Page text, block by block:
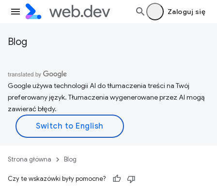
Zaloguj się
Blog
Google używa technologii AI do tłumaczenia treści na Twój
preferowany język. Tłumaczenia wygenerowane przez AI mogą
zawierać błędy.
Strona główna Blog
Czy te wskazówki były pomocne?